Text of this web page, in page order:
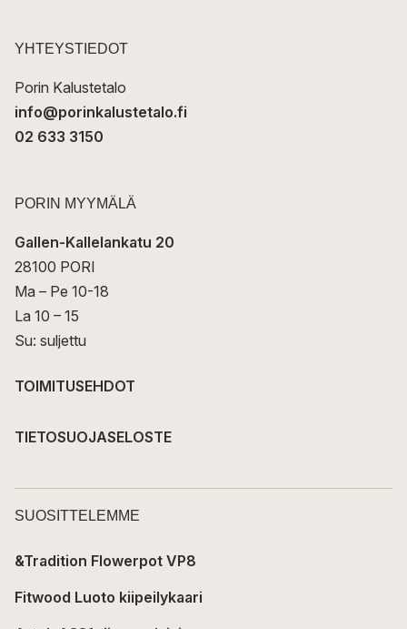
t
YHTEYSTIEDOT
Porin Kalustetalo
info@porinkalustetalo.fi
02 633 3150
PORIN MYYMÄLÄ
Gallen-Kallelankatu 20
28100 PORI
Ma – Pe 10-18
La 10 – 15
Su: suljettu
TOIMITUSEHDOT
TIETOSUOJASELOSTE
SUOSITTELEMME
&Tradition Flowerpot VP8
Fitwood Luoto kiipeilykaari